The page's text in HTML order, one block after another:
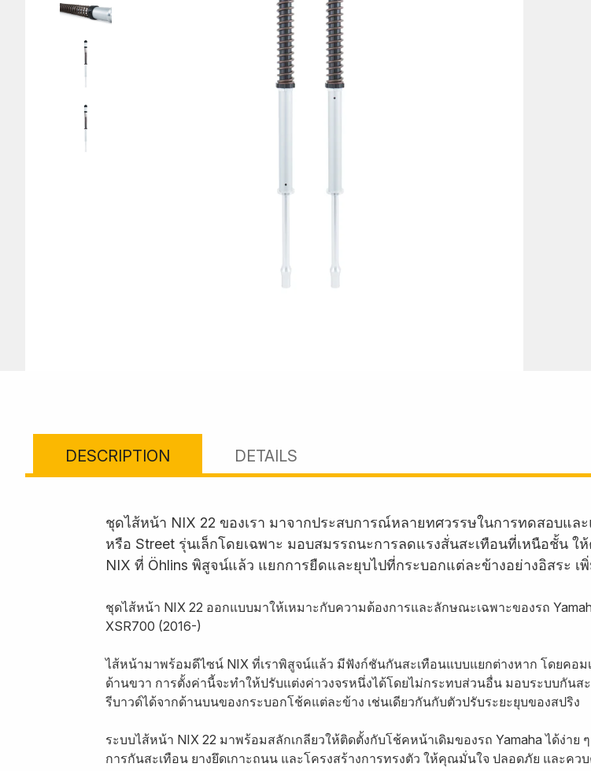
DESCRIPTION DETAILS
ชุดไส้หน้า NIX 22 ของเรา มาจากประสบการณ์หลายทศวรรษในการทดสอบแ
หรือ Street รุ่นเล็กโดยเฉพาะ มอบสมรรถนะการลดแรงสั่นสะเทือนที่เหนือชั้น
NIX ที่ Öhlins พิสูจน์แล้ว แยกการยืดและยุบไปที่กระบอกแต่ละข้างอย่างอิสระ
ชุดไส้หน้า NIX 22 ออกแบบมาให้เหมาะกับความต้องการและลักษณะเฉพาะของรถ
XSR700 (2016-)
ไส้หน้ามาพร้อมดีไซน์ NIX ที่เราพิสูจน์แล้ว มีฟังก์ชันกันสะเทือนแบบแยกต่างหาก โดยค
ด้านขวา การตั้งค่านี้จะทำให้ปรับแต่งค่าวงจรหนึ่งได้โดยไม่กระทบส่วนอื่น มอบระบบกัน
รีบาวด์ได้จากด้านบนของกระบอกโช้คแต่ละข้าง เช่นเดียวกันกับตัวปรับระยะยุบของสปริง
ระบบไส้หน้า NIX 22 มาพร้อมสลักเกลียวให้ติดตั้งกับโช้คหน้าเดิมของรถ Yamaha ได้ง่า
การกันสะเทือน ยางยึดเกาะถนน และโครงสร้างการทรงตัว ให้คุณมั่นใจ ปลอดภัย และคว